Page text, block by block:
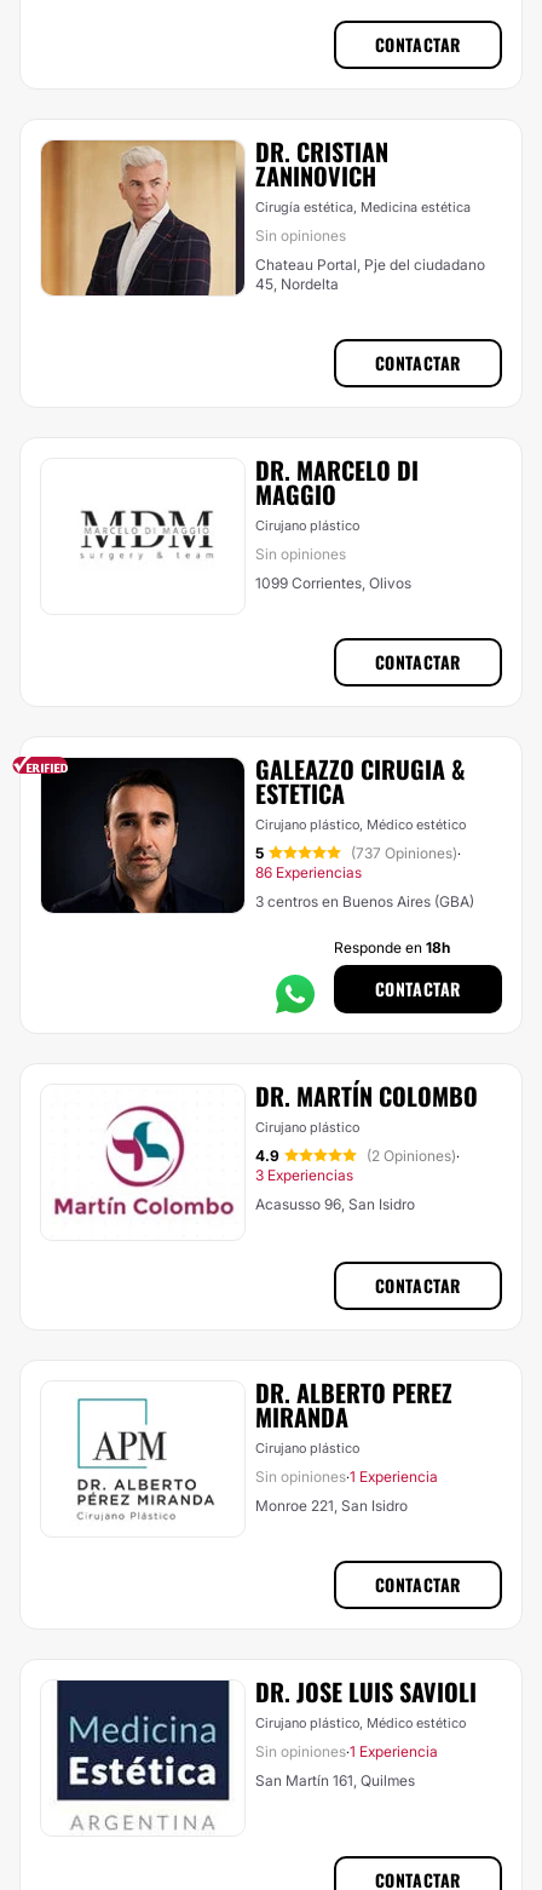
CONTACTAR
DR. CRISTIAN
ZANINOVICH
Cirugía estética, Medicina estética
Sin opiniones
Chateau Portal, Pje del ciudadano
45, Nordelta
CONTACTAR
DR. MARCELO DI
MAGGIO
Cirujano plástico
Sin opiniones
1099 Corrientes, Olivos
CONTACTAR
GALEAZZO CIRUGIA &
ESTETICA
Cirujano plástico, Médico estético
5 (737 Opiniones)·
86 Experiencias
3 centros en Buenos Aires (GBA)
Responde en 18h
CONTACTAR
DR. MARTÍN COLOMBO
Cirujano plástico
4.9 (2 Opiniones)·
3 Experiencias
Acasusso 96, San Isidro
CONTACTAR
DR. ALBERTO PEREZ
MIRANDA
Cirujano plástico
Sin opiniones·1 Experiencia
Monroe 221, San Isidro
CONTACTAR
DR. JOSE LUIS SAVIOLI
Cirujano plástico, Médico estético
Sin opiniones·1 Experiencia
San Martín 161, Quilmes
CONTACTAR